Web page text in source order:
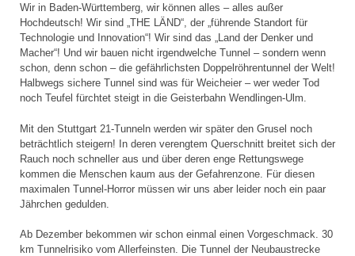
Wir in Baden-Württemberg, wir können alles – alles außer
Hochdeutsch! Wir sind „THE LÄND“, der „führende Standort für
Technologie und Innovation“! Wir sind das „Land der Denker und
Macher“! Und wir bauen nicht irgendwelche Tunnel – sondern wenn
schon, denn schon – die gefährlichsten Doppelröhrentunnel der Welt!
Halbwegs sichere Tunnel sind was für Weicheier – wer weder Tod
noch Teufel fürchtet steigt in die Geisterbahn Wendlingen-Ulm.
Mit den Stuttgart 21-Tunneln werden wir später den Grusel noch
beträchtlich steigern! In deren verengtem Querschnitt breitet sich der
Rauch noch schneller aus und über deren enge Rettungswege
kommen die Menschen kaum aus der Gefahrenzone. Für diesen
maximalen Tunnel-Horror müssen wir uns aber leider noch ein paar
Jährchen gedulden.
Ab Dezember bekommen wir schon einmal einen Vorgeschmack. 30
km Tunnelrisiko vom Allerfeinsten. Die Tunnel der Neubaustrecke